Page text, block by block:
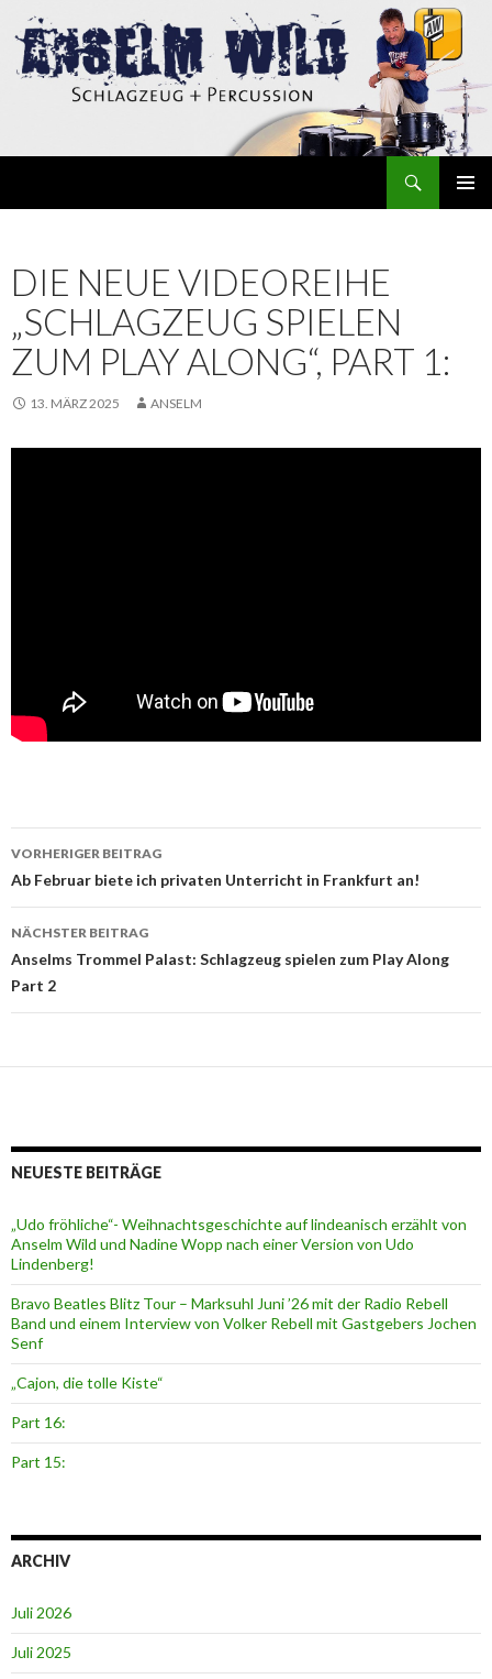
DIE NEUE VIDEOREIHE
„SCHLAGZEUG SPIELEN
ZUM PLAY ALONG“, PART 1:
13. MÄRZ 2025 ANSELM
Beitragsnavigation
VORHERIGER BEITRAG
Ab Februar biete ich privaten Unterricht in Frankfurt an!
NÄCHSTER BEITRAG
Anselms Trommel Palast: Schlagzeug spielen zum Play Along
Part 2
NEUESTE BEITRÄGE
„Udo fröhliche“- Weihnachtsgeschichte auf lindeanisch erzählt von
Anselm Wild und Nadine Wopp nach einer Version von Udo
Lindenberg!
Bravo Beatles Blitz Tour – Marksuhl Juni ’26 mit der Radio Rebell
Band und einem Interview von Volker Rebell mit Gastgebers Jochen
Senf
„Cajon, die tolle Kiste“
Part 16:
Part 15:
ARCHIV
Juli 2026
Juli 2025